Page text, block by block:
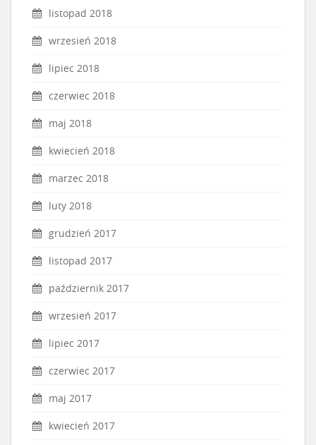
listopad 2018
wrzesień 2018
lipiec 2018
czerwiec 2018
maj 2018
kwiecień 2018
marzec 2018
luty 2018
grudzień 2017
listopad 2017
październik 2017
wrzesień 2017
lipiec 2017
czerwiec 2017
maj 2017
kwiecień 2017